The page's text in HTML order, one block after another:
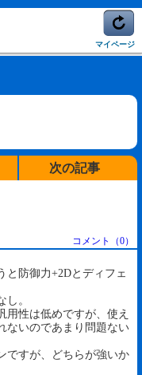
マイページ
次の記事
コメント（0）
と防御力+2Dとディフェ
。
用性は低めですが、使え
ないのであまり問題ない
ですが、どちらが強いか